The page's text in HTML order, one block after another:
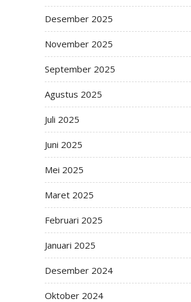
Desember 2025
November 2025
September 2025
Agustus 2025
Juli 2025
Juni 2025
Mei 2025
Maret 2025
Februari 2025
Januari 2025
Desember 2024
Oktober 2024